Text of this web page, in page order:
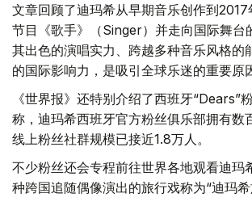
文章回顾了迪玛希从早期音乐创作到
节目《歌手》（Singer）并走向国际舞台
其出色的演唱实力、跨越多种音乐风格的
的国际影响力，是吸引全球乐迷的重要原
《世界报》还特别介绍了西班牙“Dears”
称，迪玛希西班牙官方粉丝俱乐部拥有数
线上粉丝社群规模已接近1.8万人。
不少粉丝还会专程前往世界各地观看迪玛
种跨国追随偶像演出的旅行戏称为“迪玛希